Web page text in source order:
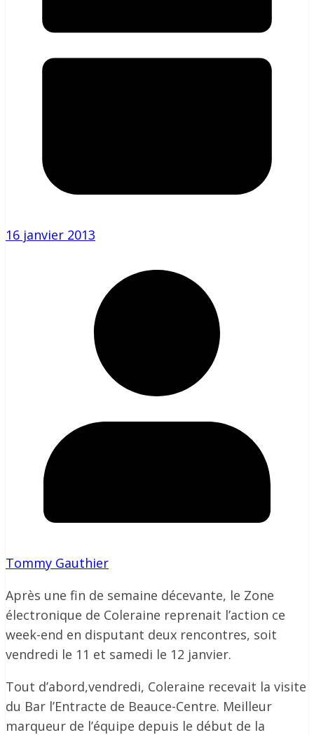
16 janvier 2013
Tommy Gauthier
Après une fin de semaine décevante, le Zone
électronique de Coleraine reprenait l’action ce
week-end en disputant deux rencontres, soit
vendredi le 11 et samedi le 12 janvier.
Tout d’abord,vendredi, Coleraine recevait la visite
du Bar l’Entracte de Beauce-Centre. Meilleur
marqueur de l’équipe depuis le début de la